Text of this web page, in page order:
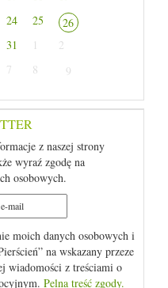
24 25
26
31 1
2
7 8 9
z naszej strony
wyraź zgodę na
osobowych.
moich danych osobowych i
na wskazany przeze
wiadomości z treściami o
Pelna treść zgody.